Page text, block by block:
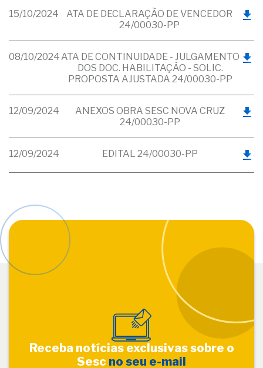
15/10/2024
ATA DE DECLARAÇÃO DE VENCEDOR
24/00030-PP
08/10/2024 ATA DE CONTINUIDADE - JULGAMENTO
DOS DOC. HABILITAÇÃO - SOLIC.
PROPOSTA AJUSTADA 24/00030-PP
12/09/2024
ANEXOS OBRA SESC NOVA CRUZ
24/00030-PP
12/09/2024 EDITAL 24/00030-PP
Receba notícias exclusivas sobre o
Sesc no seu e-mail